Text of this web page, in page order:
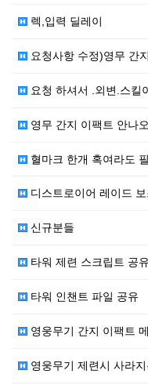
렉,입력 딜레이
요청사항 수정)영무 간지
요청 하셔서 .외변.스킬
영무 간지 이팩트 안나오
혈마크 한개 혹여라도
디스트로이어 레이드 보스
신규분들
타워 제련 스크립트 공유
타워 인챈트 파일 공유
영웅무기 간지 이팩트 메가
영웅무기 제련시 사라지는